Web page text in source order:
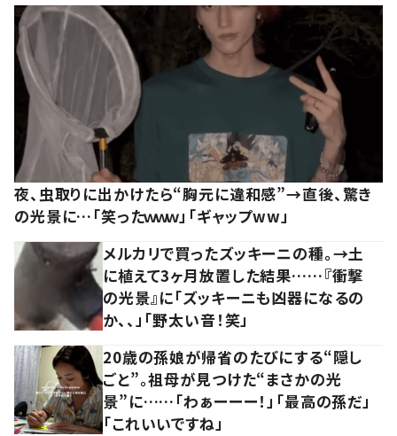
夜、虫取りに出かけたら“胸元に違和感”→直後、驚き
の光景に…「笑ったｗｗｗ」「ギャップww」
メルカリで買ったズッキーニの種。→土
に植えて3ヶ月放置した結果……『衝撃
の光景』に「ズッキーニも凶器になるの
か、、」「野太い音！笑」
20歳の孫娘が帰省のたびにする“隠し
ごと”。祖母が見つけた“まさかの光
景”に……「わぁーーー！」「最高の孫だ」
「これいいですね」